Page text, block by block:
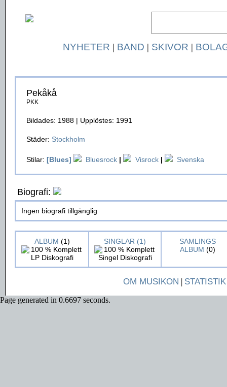
NYHETER | BAND | SKIVOR |
Pekåkå
PKK
Bildades: 1988 | Upplöstes: 1991
Städer: Stockholm
Stilar: [Blues] Bluesrock | Visrock | Svenska
Biografi:
Ingen biografi tillgänglig
ALBUM (1) SINGLAR (1)
SAMLINGS
ALBUM (0)
OM MUSIKON | STATISTIK
Page generated in 0.6697 seconds.